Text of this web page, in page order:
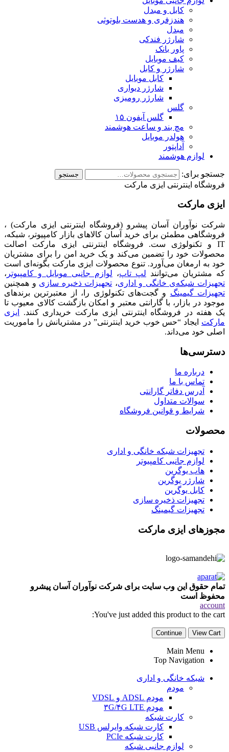
کابل و مبدل
هندزفری و هدست بلوتوثی
مبدل
شارژر فندکی
پاور بانک
کیف موبایل
شارژر و کابل
کابل موبایل
شارژر دیواری
شارژر رومیزی
گلس
گلس آیفون ۱۵
مچ بند و ساعت هوشمند
هولدر موبایل
آداپتور
لوازم هوشمند
جستجو برای: جستجو
فروشگاه اینترنتی ایزی مارکت
ایزی مارکت
شرکت نوآوران آسان پیشرو (فروشگاه اینترنتی ایزی مارکت) ،
فروشگاهی مطمئن برای خرید آسان کالاهای بازار کامپیوتر، شبکه،
IT و تکنولوژی ست. فروشگاه اینترنتی ایزی مارکت اصالت
محصولات خود را تضمین می‌کند و یک خرید امن را برای مشتریان
خود به ارمغان می‌آورد. تنوع محصولات ایزی مارکت بگونه‌ای است
که مشتریان می‌توانند لپ تاپ، لوازم جانبی موبایل و کامپیوتر ،
تجهیزات شبکه‌ی خانگی و اداری، تجهیزات ذخیره سازی و همچنین
تجهیزات گیمینگ و گجت‌های تکنولوژی را، از معتبرترین برندهای
موجود در بازار، با گارانتی معتبر و امکان بازگشت کالای معیوب تا
یک هفته در فروشگاه اینترنتی ایزی مارکت خریداری کنند.
ایزی
مارکت ایجاد “حس خوب خرید اینترنتی” در مشتریانش را ماموریت
اصلی خود می‌داند.
دسترسی‌ها
درباره ما
تماس با ما
آدرس دفاتر گارانتی
سوالات متداول
شرایط و قوانین فروشگاه
محصولات
تجهیزات شبکه خانگی و اداری
لوازم جانبی کامپیوتر
هاب یوگرین
شارژر یوگرین
کابل یوگرین
تجهیزات ذخیره سازی
تجهیزات گیمینگ
مجوزهای ایزی مارکت
تمام حقوق این وب سایت برای شرکت نوآوران آسان پیشرو
محفوظ است
account
You've just added this product to the cart:
View Cart
Continue
Main Menu
Top Navigation
شبکه خانگی و اداری
مودم
مودم ADSL و VDSL
مودم ۳G/۴G LTE
کارت شبکه
کارت شبکه وایرلس USB
کارت شبکه PCIe
لوازم جانبی شبکه